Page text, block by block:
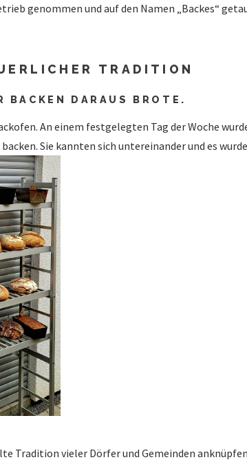
genommen und auf den Namen „Backes“
TRADITION
BACKEN DARAUS BROTE.
An einem festgelegten Tag der Woche
Sie kannten sich untereinander und es
Tradition vieler Dörfer und Gemeinden